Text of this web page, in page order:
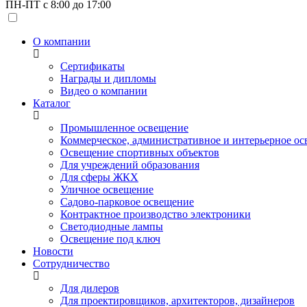
ПН-ПТ с 8:00 до 17:00
О компании
Сертификаты
Награды и дипломы
Видео о компании
Каталог
Промышленное освещение
Коммерческое, административное и интерьерное
Освещение спортивных объектов
Для учреждений образования
Для сферы ЖКХ
Уличное освещение
Садово-парковое освещение
Контрактное производство электроники
Светодиодные лампы
Освещение под ключ
Новости
Сотрудничество
Для дилеров
Для проектировщиков, архитекторов, дизайнеров